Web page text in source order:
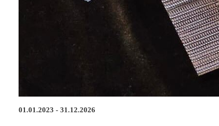
01.01.2023 - 31.12.2026